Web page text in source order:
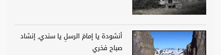
أنشودة يا إمامَ الرسلِ يا سندي, إنشاد
صباح فخري